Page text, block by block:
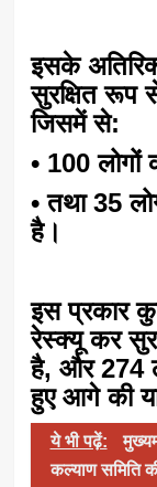
इसके
सुरक्षित रूप
जिसमें से:
• 100 लोगों
• तथा 35
है।
इस प्रकार
रेस्क्यू कर
है, और 274
हुए आगे की
ये भी पढ़ें:
कल्याण समिति